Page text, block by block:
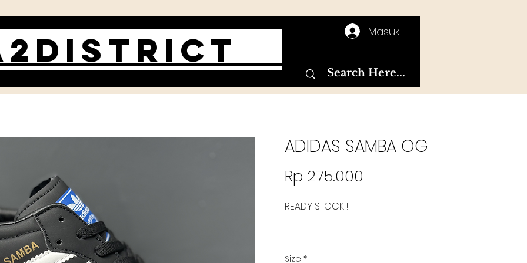
Masuk
ADIDAS SAMBA OG
Rp 275.000
READY STOCK !!
Size *